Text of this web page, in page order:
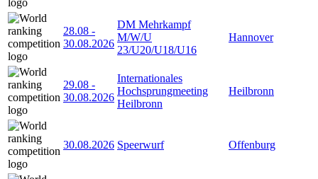
28.08 -
30.08.2026
DM Mehrkampf
M/W/U
23/U20/U18/U16
Hannover
29.08 -
30.08.2026
Internationales
Hochsprungmeeting
Heilbronn
Heilbronn
30.08.2026 Speerwurf Offenburg